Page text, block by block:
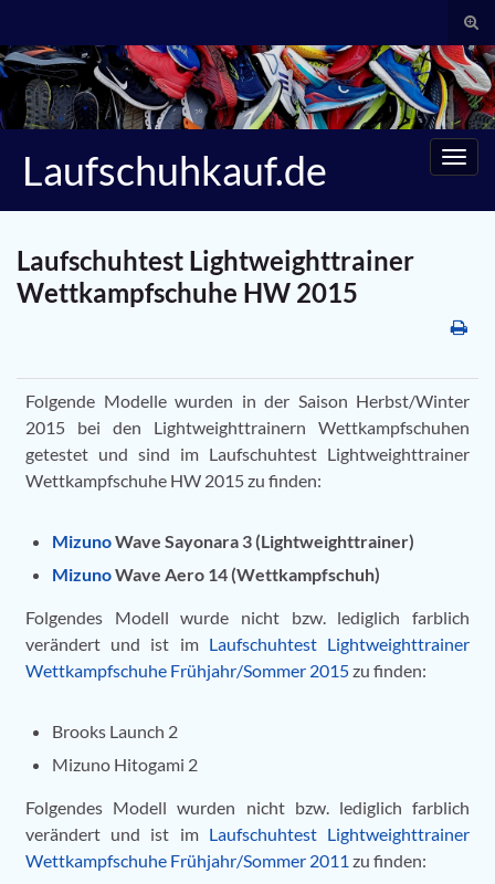
Search for:
Laufschuhkauf.de
Laufschuhtest Lightweighttrainer
Wettkampfschuhe HW 2015
Folgende Modelle wurden in der Saison Herbst/Winter
2015 bei den Lightweighttrainern Wettkampfschuhen
getestet und sind im Laufschuhtest Lightweighttrainer
Wettkampfschuhe HW 2015 zu finden:
MizunoWave Sayonara 3 (Lightweighttrainer)
MizunoWave Aero 14 (Wettkampfschuh)
Folgendes Modell wurde nicht bzw. lediglich farblich
verändert und ist im Laufschuhtest Lightweighttrainer
Wettkampfschuhe Frühjahr/Sommer 2015zu finden:
Brooks Launch 2
Mizuno Hitogami 2
Folgendes Modell wurden nicht bzw. lediglich farblich
verändert und ist im Laufschuhtest Lightweighttrainer
Wettkampfschuhe Frühjahr/Sommer 2011 zu finden: